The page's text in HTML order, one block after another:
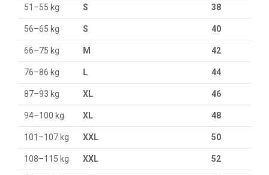
51–55 kg S 38
56–65 kg S 40
66–75 kg M 42
76–86 kg L 44
87–93 kg XL 46
94–100 kg XL 48
101–107 kg XXL 50
108–115 kg XXL 52